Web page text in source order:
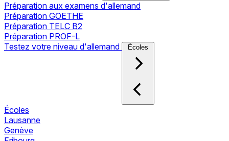
Préparation aux examens d'allemand
Préparation GOETHE
Préparation TELC B2
Préparation PROF-L
Testez votre niveau d'allemand
Écoles
Écoles
Lausanne
Genève